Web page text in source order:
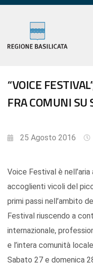
“VOICE
FRA COMUNI SU
25 Agosto 2016
Voice Festival è
accoglienti vicoli del
primi passi nell’ambito
Festival riuscendo a
internazionale,
e l’intera comunità
Sabato 27 e domenica